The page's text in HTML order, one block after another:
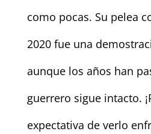
como pocas. Su pelea
2020 fue una
aunque los años han
guerrero sigue intacto.
expectativa de verlo